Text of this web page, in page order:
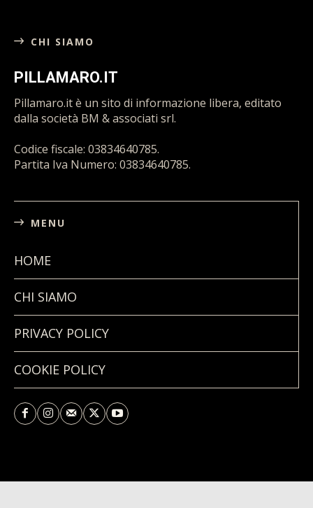
CHI SIAMO
PILLAMARO.IT
Pillamaro.it è un sito di informazione libera, editato
dalla società BM & associati srl.
Codice fiscale: 03834640785.
Partita Iva Numero: 03834640785.
MENU
HOME
CHI SIAMO
PRIVACY POLICY
COOKIE POLICY